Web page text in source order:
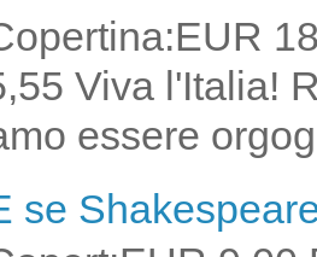
Viva l'Italia!
essere
se